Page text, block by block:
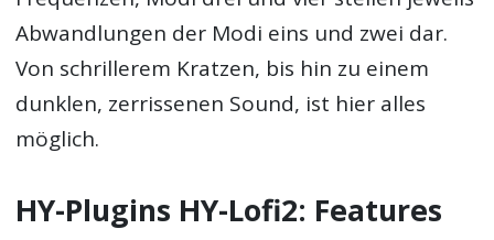
Abwandlungen der Modi eins und zwei dar.
Von schrillerem Kratzen, bis hin zu einem
dunklen, zerrissenen Sound, ist hier alles
möglich.
HY-Plugins HY-Lofi2: Features